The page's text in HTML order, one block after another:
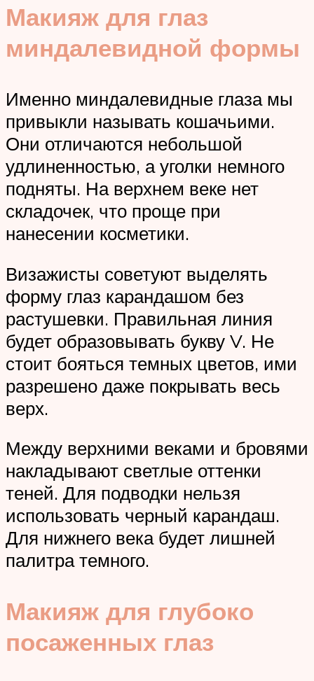
Макияж для глаз
миндалевидной формы
Именно миндалевидные глаза мы
привыкли называть кошачьими.
Они отличаются небольшой
удлиненностью, а уголки немного
подняты. На верхнем веке нет
складочек, что проще при
нанесении косметики.
Визажисты советуют выделять
форму глаз карандашом без
растушевки. Правильная линия
будет образовывать букву V. Не
стоит бояться темных цветов, ими
разрешено даже покрывать весь
верх.
Между верхними веками и бровями
накладывают светлые оттенки
теней. Для подводки нельзя
использовать черный карандаш.
Для нижнего века будет лишней
палитра темного.
Макияж для глубоко
посаженных глаз